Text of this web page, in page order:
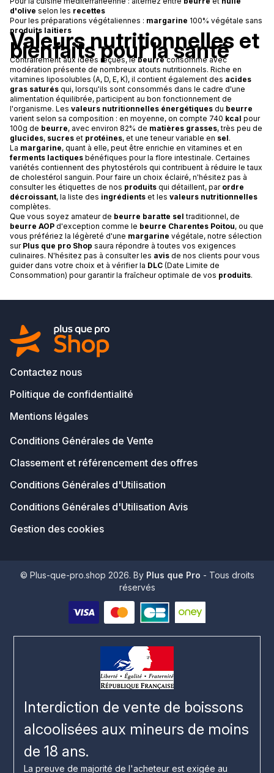
d'olive selon les recettes
Pour les préparations végétaliennes : margarine 100% végétale sans
produits laitiers
Valeurs nutritionnelles et
bienfaits pour la santé
Contrairement aux idées reçues, lebeurreconsommé avec
modération présente de nombreux atouts nutritionnels. Riche en
vitamines liposolubles (A, D, E, K), il contient également des acides
gras saturés qui, lorsqu'ils sont consommés dans le cadre d'une
alimentation équilibrée, participent au bon fonctionnement de
l'organisme. Les valeurs nutritionnelles énergétiques du beurre
varient selon sa composition : en moyenne, on compte 740 kcal pour
100g de beurre, avec environ 82% de matières grasses, très peu de
glucides, sucres et protéines, et une teneur variable en sel.
La margarine, quant à elle, peut être enrichie en vitamines et en
ferments lactiques bénéfiques pour la flore intestinale. Certaines
variétés contiennent des phytostérols qui contribuent à réduire le taux
de cholestérol sanguin. Pour faire un choix éclairé, n'hésitez pas à
consulter les étiquettes de nos produits qui détaillent, par ordre
décroissant, la liste des ingrédients et les valeurs nutritionnelles
complètes.
Que vous soyez amateur de beurre baratte sel traditionnel, de
beurre AOP d'exception comme le beurre Charentes Poitou, ou que
vous préfériez la légèreté d'une margarine végétale, notre sélection
sur Plus que pro Shop saura répondre à toutes vos exigences
culinaires. N'hésitez pas à consulter les avis de nos clients pour vous
guider dans votre choix et à vérifier la DLC (Date Limite de
Consommation) pour garantir la fraîcheur optimale de vos produits.
Contactez nous
Politique de confidentialité
Mentions légales
Conditions Générales de Vente
Classement et référencement des offres
Conditions Générales d'Utilisation
Conditions Générales d'Utilisation Avis
Gestion des cookies
© Plus-que-pro.shop 2026. By Plus que Pro - Tous droits
réservés
Interdiction de vente de boissons
alcoolisées aux mineurs de moins
de 18 ans.
La preuve de majorité de l'acheteur est exigée au